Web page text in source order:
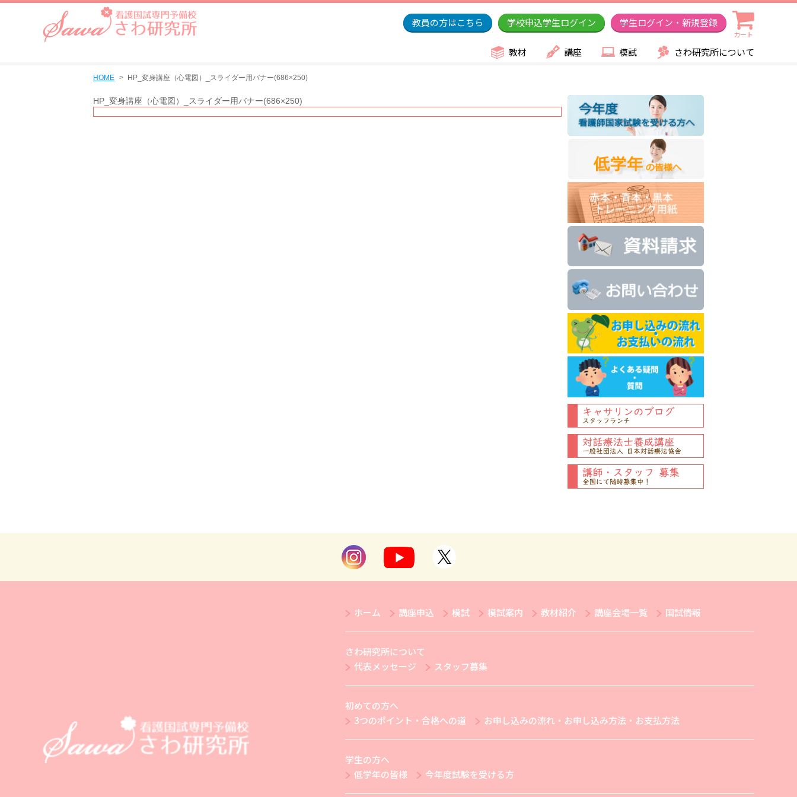
教員の方はこちら 学校申込学生ログイン 学生ログイン・新規登録
カート
教材 講座 模試 さわ研究所について
HOME HP_変身講座（心電図）_スライダー用バナー(686×250)
HP_変身講座（心電図）_スライダー用バナー(686×250)
ホーム 講座申込 模試 模試案内 教材紹介 講座会場一覧 国試情報
さわ研究所について
代表メッセージ
スタッフ募集
初めての方へ
3つのポイント・合格への道
お申し込みの流れ・お申し込み方法・お支払方法
学生の方へ
低学年の皆様
今年度試験を受ける方